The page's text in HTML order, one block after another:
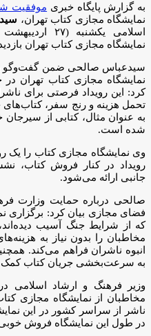
به گزارش پایگاه خبری موفقیت
نمایشگاه مجازی کتاب تهران،
نمایشگاه مجازی کتاب تهران
سیدعباس صالحی ضمن گفت‌وگو با
نمایشگاه مجازی کتاب تهران
کرد: این رویداد فرصتی برای
تحمل هزینه و رنج سفر،
به عنوان مثال، کتابی از
شده است.
وی نمایشگاه مجازی کتاب را یک
رویداد در کنار فروش کتاب،
جانبی ارائه می‌شود.
صالحی درباره حمایت وزارت
فضای مجازی بیان کرد: برگزاری
که از شرایط جنگ آسیب
مخاطبان را بدون نیاز به
انبوه ناشران فراهم می‌کند.
به سرعت‌بخشی جریان کتاب
وزیر فرهنگ و ارشاد اسلامی
ناشر از سراسر کشور در این
در طول این نمایشگاه فروش خوبی